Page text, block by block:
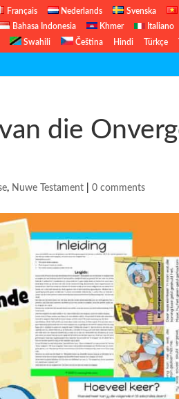
Français Nederlands Svenska
Bahasa Indonesia Khmer Italiano
Swahili Čeština Hindi Türkçe
die
, Nuwe Testament |0 comments